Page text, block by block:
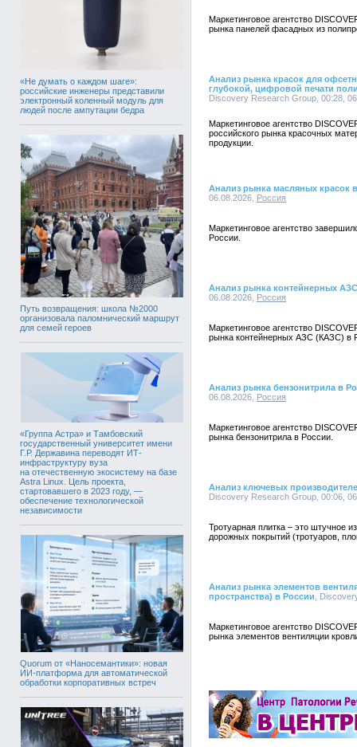
«Не думать о каждом шаге»:
российские инженеры представили
электронный коленный модуль для
людей после ампутации бедра
Путь возвращения: школа №2000
организовала паломнический маршрут
для семей героев
«Группа Астра» и Тамбовский
государственный университет имени
Г.Р. Державина переводят ИТ-
инфраструктуру вуза
на отечественную экосистему на базе
Astra Linux. Цель проекта,
стартовавшего в 2023 году, —
обеспечение технологической
независимости
Quorum от «Наносемантики»: новая
ИИ-платформа для автоматической
обработки корпоративных встреч
Маркетинговое агентство
рынка панелей фасадных из
Анализ рынка красок для
глубокой, цифровой печати
Discovery Research Group, 00:28,
Маркетинговое агентство
российского рынка красочных
продукции.
Анализ рынка масляных красок
06.08.2026, Россия
Маркетинговое агентство
России.
Анализ рынка контейнерных
06.08.2026, Россия
Маркетинговое агентство
рынка контейнерных АЗС (КАЗС) в
Анализ рынка бензонитрила в
06.08.2026, Россия
Маркетинговое агентство
рынка бензонитрила в России.
Анализ ключевых
Discovery Research Group, 00:06,
Тротуарная плитка – это штучное
дорожных покрытий (тротуаров,
Анализ рынка элементов
пространства) в России ,
Маркетинговое агентство
рынка элементов вентиляции